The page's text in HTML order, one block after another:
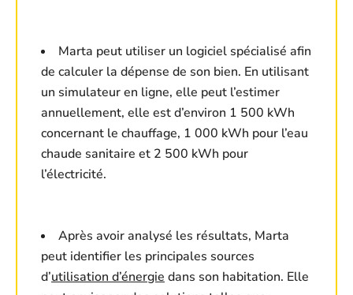
Marta peut utiliser un logiciel spécialisé afin
de calculer la dépense de son bien. En utilisant
un simulateur en ligne, elle peut l’estimer
annuellement, elle est d’environ 1 500 kWh
concernant le chauffage, 1 000 kWh pour l’eau
chaude sanitaire et 2 500 kWh pour
l’électricité.
Après avoir analysé les résultats, Marta
peut identifier les principales sources
d’utilisation d’énergie dans son habitation. Elle